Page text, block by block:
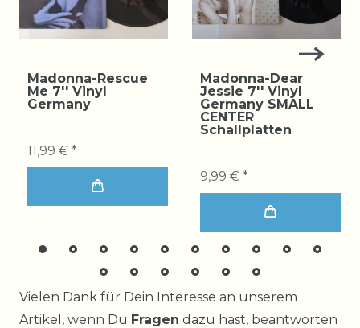
Madonna-Rescue
Me 7'' Vinyl
Germany
11,99 € *
Madonna-Dear
Jessie 7'' Vinyl
Germany SMALL
CENTER
Schallplatten
9,99 € *
Vielen Dank für Dein Interesse an unserem
Artikel, wenn Du Fragen dazu hast, beantworten
Ceres::Template.mailFormHoneypotLabel